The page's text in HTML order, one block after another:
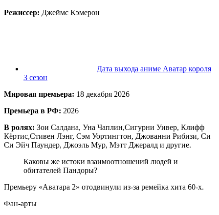
Режиссер: Джеймс Кэмерон
Дата выхода аниме Аватар короля
3 сезон
Мировая премьера: 18 декабря 2026
Премьера в РФ: 2026
В ролях: Зои Салдана, Уна Чаплин,Сигурни Уивер, Клифф
Кёртис,Стивен Лэнг, Сэм Уортингтон, Джованни Рибизи, Си
Си Эйч Паундер, Джоэль Мур, Мэтт Джералд и другие.
Каковы же истоки взаимоотношений людей и
обитателей Пандоры?
Премьеру «Аватара 2» отодвинули из-за ремейка хита 60-х.
Фан-арты